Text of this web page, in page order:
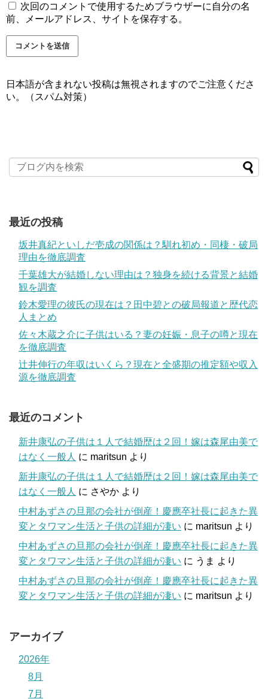
次回のコメントで使用するためブラウザーに自分の名
前、メールアドレス、サイトを保存する。
日本語が含まれない投稿は無視されますのでご注意くださ
い。（スパム対策）
最近の投稿
坂井真紀といしだ壱成の関係は？馴れ初め・同棲・破局
理由を徹底調査
千葉雄大が結婚しない理由は？独身を続ける背景と結婚
観を調査
鈴木愛理の彼氏の現在は？田中碧との破局報道と歴代恋
人まとめ
佐々木蔵之介に子供はいる？妻の妊娠・息子の噂と現在
を徹底調査
辻井伸行の年収はいくら？現在と全盛期の推定額や収入
源を徹底調査
最近のコメント
新井康弘の子供は１人で結婚歴は２回！嫁は森尾由美で
はなく一般人 に maritsun より
新井康弘の子供は１人で結婚歴は２回！嫁は森尾由美で
はなく一般人 に さやか より
中村あずさの旦那の会社が倒産！慶應卒社長に起きた異
変とタワマン生活と子供の詳細が凄い に maritsun より
中村あずさの旦那の会社が倒産！慶應卒社長に起きた異
変とタワマン生活と子供の詳細が凄い に うま より
中村あずさの旦那の会社が倒産！慶應卒社長に起きた異
変とタワマン生活と子供の詳細が凄い に maritsun より
アーカイブ
2026年
8月
7月